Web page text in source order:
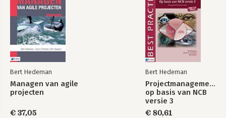
Bert Hedeman
Managen van agile
projecten
€ 37,05
Bert Hedeman
Projectmanagement
op basis van NCB
versie 3
€ 80,61